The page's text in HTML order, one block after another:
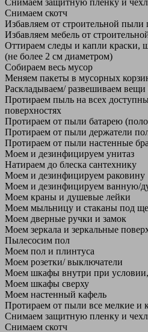
Снимаем защитную пленку и
Снимаем скотч
Избавляем от строительной пыли
Избавляем мебель от
Оттираем следы и капли краски,
(не более 2 см диаметром)
Собираем весь мусор
Меняем пакеты в мусорных
Раскладываем/ развешиваем вещи
Протираем пыль на всех
поверхностях
Протираем от пыли батарею
Протираем от пыли держатели
Протираем от пыли настенные бра
Моем и дезинфицируем унитаз
Натираем до блеска сантехнику
Моем и дезинфицируем раковину
Моем и дезинфицируем ванную/
Моем краны и душевые лейки
Моем мыльницу и стаканы под
Моем дверные ручки и замок
Моем зеркала и зеркальные
Пылесосим пол
Моем пол и плинтуса
Моем розетки/ выключатели
Моем шкафы внутри при
Моем шкафы сверху
Моем настенный кафель
Протираем от пыли все мелкие и
Снимаем защитную пленку и
Снимаем скотч